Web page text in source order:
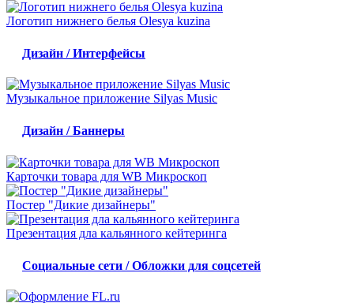
Логотип нижнего белья Olesya kuzina
Дизайн / Интерфейсы
Музыкальное приложение Silyas Music
Дизайн / Баннеры
Карточки товара для WB Микроскоп
Постер "Дикие дизайнеры"
Презентация дла кальянного кейтеринга
Социальные сети / Обложки для соцсетей